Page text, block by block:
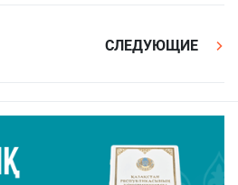
СЛЕДУЮЩИЕ